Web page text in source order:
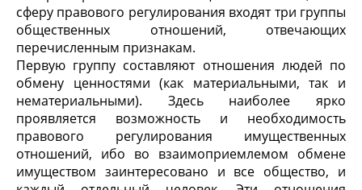
сферу правового регулирования входят три группы
общественных отношений, отвечающих
перечисленным признакам.
Первую группу составляют отношения людей по
обмену ценностями (как материальными, так и
нематериальными). Здесь наиболее ярко
проявляется возможность и необходимость
правового регулирования имущественных
отношений, ибо во взаимоприемлемом обмене
имуществом заинтересовано и все общество, и